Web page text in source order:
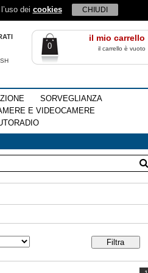
dei cookies CHIUDI
il mio carrello
0 il carrello è vuoto
SORVEGLIANZA
E VIDEOCAMERE